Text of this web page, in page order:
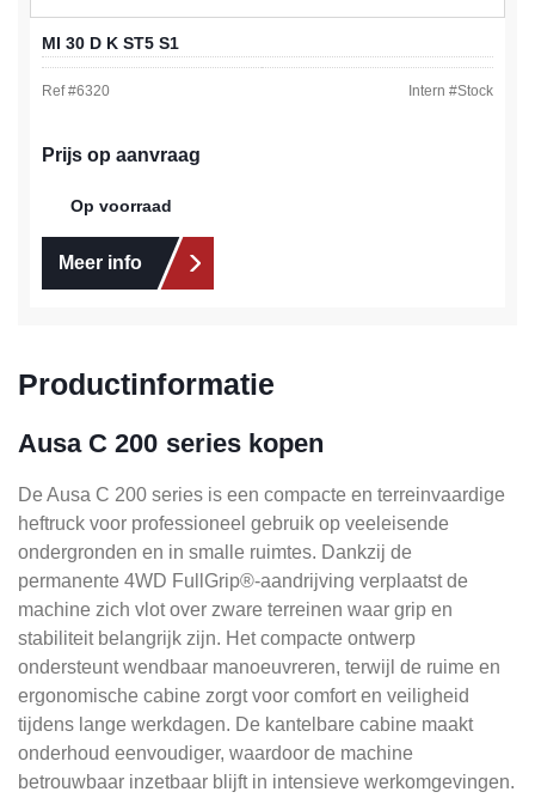
MI 30 D K ST5 S1
Ref #6320 Intern #Stock
Prijs op aanvraag
Op voorraad
Meer info
Productinformatie
Ausa C 200 series kopen
De Ausa C 200 series is een compacte en terreinvaardige
heftruck voor professioneel gebruik op veeleisende
ondergronden en in smalle ruimtes. Dankzij de
permanente 4WD FullGrip®-aandrijving verplaatst de
machine zich vlot over zware terreinen waar grip en
stabiliteit belangrijk zijn. Het compacte ontwerp
ondersteunt wendbaar manoeuvreren, terwijl de ruime en
ergonomische cabine zorgt voor comfort en veiligheid
tijdens lange werkdagen. De kantelbare cabine maakt
onderhoud eenvoudiger, waardoor de machine
betrouwbaar inzetbaar blijft in intensieve werkomgevingen.